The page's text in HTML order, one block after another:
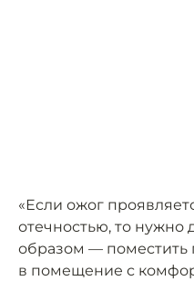
«Если ожог
отечностью, то нужно
образом — поместить
в помещение с